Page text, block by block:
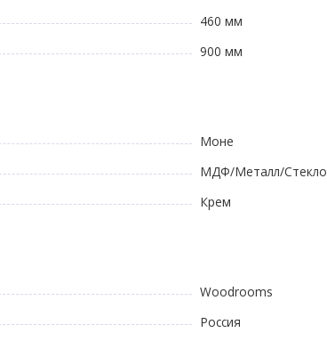
460 мм
900 мм
Моне
МДФ/Металл/Стекло
Крем
Woodrooms
Россия